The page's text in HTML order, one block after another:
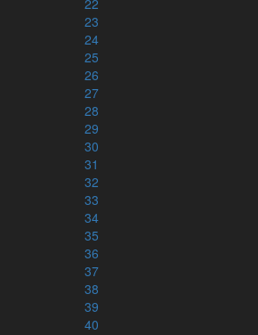
22
23
24
25
26
27
28
29
30
31
32
33
34
35
36
37
38
39
40